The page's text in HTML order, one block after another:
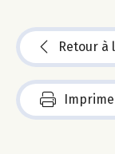
Retour à